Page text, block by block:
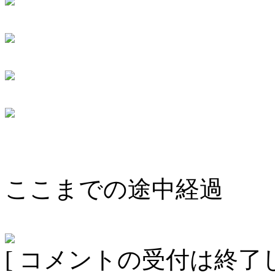
ここまでの途中経過
[ コメントの受付は終了